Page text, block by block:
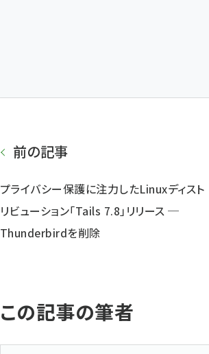
前の記事
プライバシー保護に注力したLinuxディスト
リビューション「Tails 7.8」リリース ─
Thunderbirdを削除
この記事の筆者